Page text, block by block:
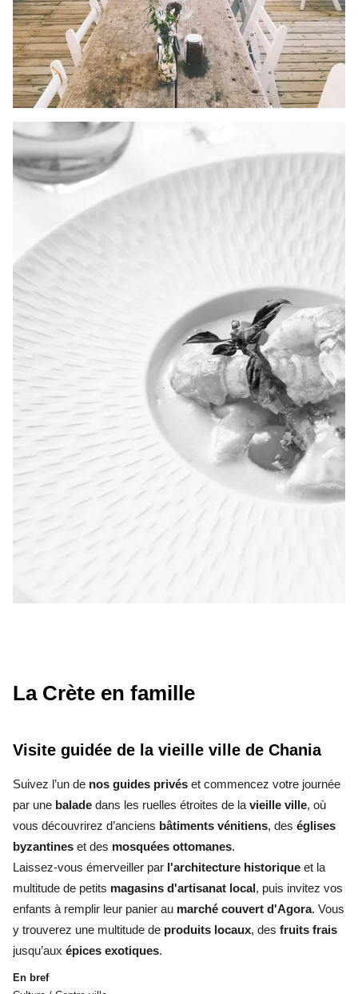
La Crète en famille
Visite guidée de la vieille ville de Chania
Suivez l’un de nos guides privés et commencez votre journée
par une balade dans les ruelles étroites de la vieille ville, où
vous découvrirez d’anciens bâtiments vénitiens, des églises
byzantines et des mosquées ottomanes.
Laissez-vous émerveiller par l'architecture historique et la
multitude de petits magasins d'artisanat local, puis invitez vos
enfants à remplir leur panier au marché couvert d'Agora. Vous
y trouverez une multitude de produits locaux, des fruits frais
jusqu’aux épices exotiques.
En bref